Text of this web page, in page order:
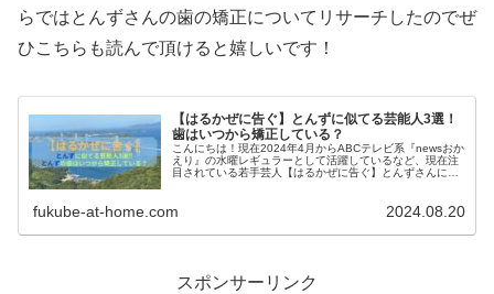
らではとんずさんの歯の矯正についてリサーチしたのでぜ
ひこちらも読んで頂けると嬉しいです！
【はるかぜに告ぐ】とんずに似てる芸能人3選！
歯はいつから矯正している？
こんにちは！現在2024年4月からABCテレビ系『newsおか
えり』の水曜レギュラーとして活躍しているなど、現在注
目されている若手芸人【はるかぜに告ぐ】とんずさんにス
fukube-at-home.com 2024.08.20
スポンサーリンク